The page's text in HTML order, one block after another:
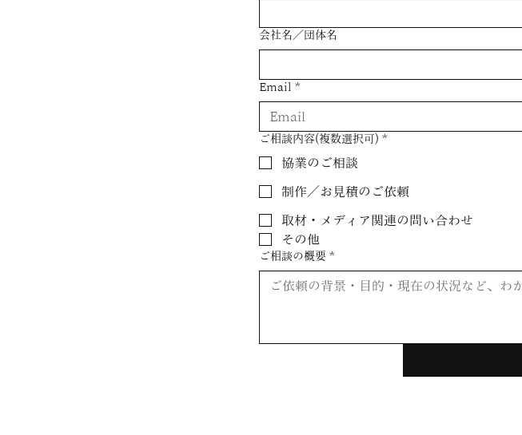
会社名／団体名
Email *
ご相談内容(複数選択可) *
協業のご相談
制作／お見積のご依頼
取材・メディア関連の問い合わせ
その他
ご相談の概要 *